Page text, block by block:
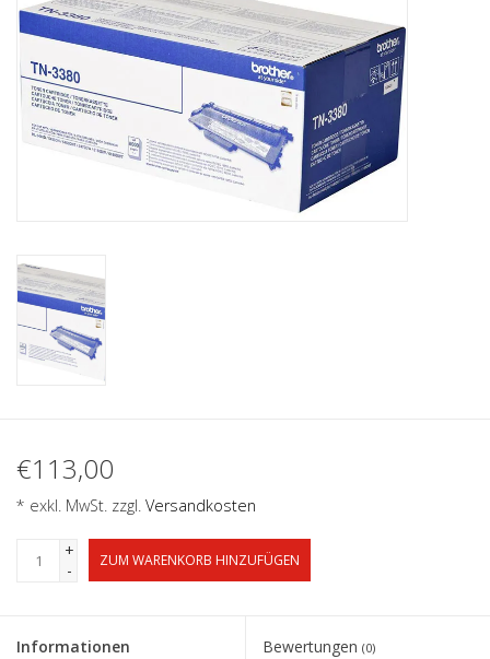
Marken
€113,00
* exkl. MwSt. zzgl. Versandkosten
+
-
ZUM WARENKORB HINZUFÜGEN
Informationen Bewertungen (0)